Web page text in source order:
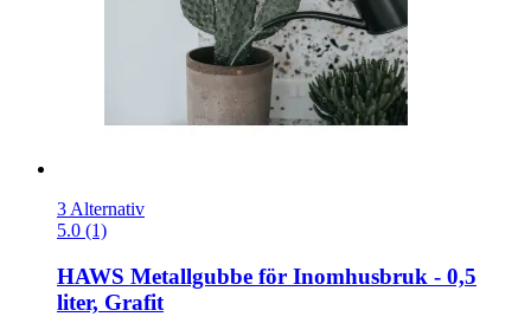
3 Alternativ
5.0 (1)
HAWS Metallgubbe för Inomhusbruk -​ 0,5
liter, Grafit